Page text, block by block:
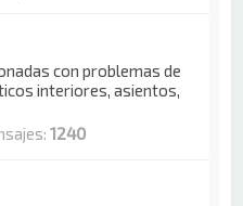
con problemas de
interiores, asientos,
1240